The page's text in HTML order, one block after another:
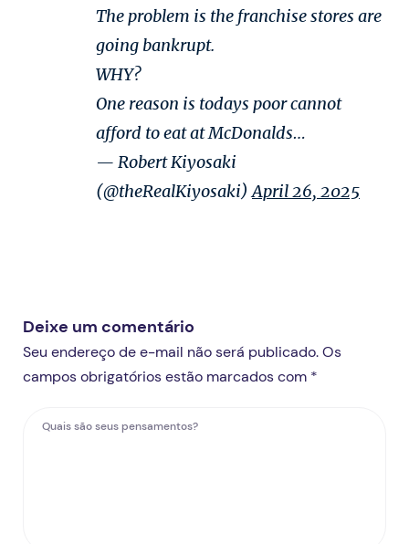
The problem is the franchise stores are
going bankrupt.
WHY?
One reason is todays poor cannot
afford to eat at McDonalds…
— Robert Kiyosaki
(@theRealKiyosaki)April 26, 2025
Deixe um comentário
Seu endereço de e-mail não será publicado. Os
campos obrigatórios estão marcados com *